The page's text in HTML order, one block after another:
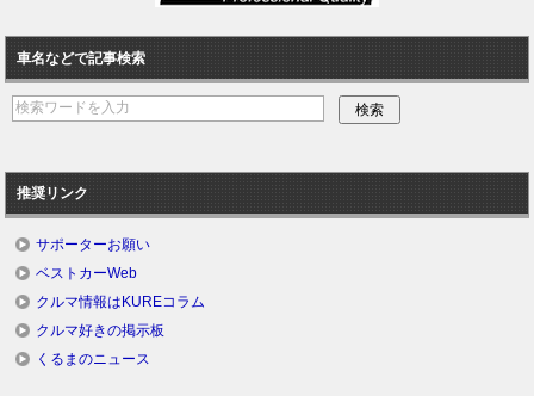
車名などで記事検索
推奨リンク
サポーターお願い
ベストカーWeb
クルマ情報はKUREコラム
クルマ好きの掲示板
くるまのニュース